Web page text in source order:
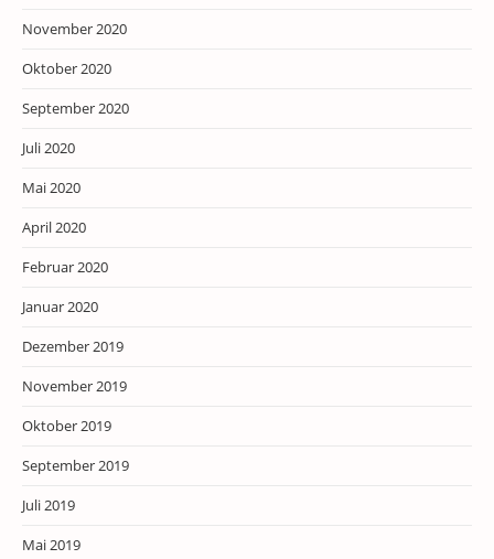
November 2020
Oktober 2020
September 2020
Juli 2020
Mai 2020
April 2020
Februar 2020
Januar 2020
Dezember 2019
November 2019
Oktober 2019
September 2019
Juli 2019
Mai 2019